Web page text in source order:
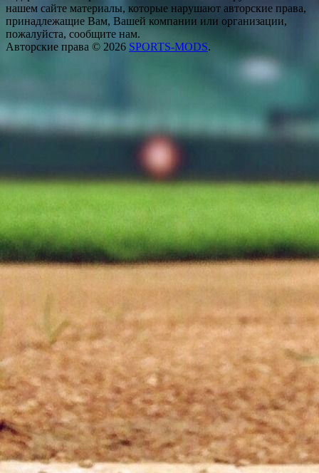
нашем сайте материалы, которые нарушают авторские права,
принадлежащие Вам, Вашей компании или организации,
пожалуйста, сообщите нам.
Авторские права © 2026 SPORTS-MODS.